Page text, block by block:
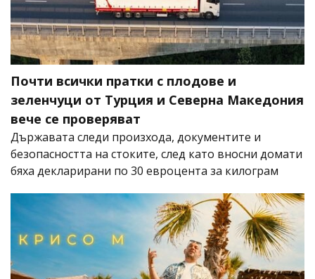
Почти всички пратки с плодове и
зеленчуци от Турция и Северна Македония
вече се проверяват
Държавата следи произхода, документите и
безопасността на стоките, след като вносни домати
бяха декларирани по 30 евроцента за килограм